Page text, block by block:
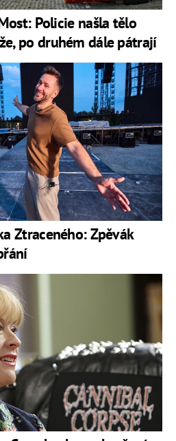
Policie našla tělo
po druhém dále pátrají
Ztraceného: Zpěvák